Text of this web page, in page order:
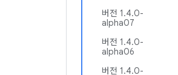
버전 1.4.0-
alpha07
버전 1.4.0-
alpha06
버전 1.4.0-